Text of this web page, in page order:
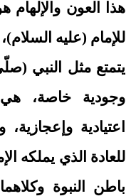
هذا العون والإلهام
للإمام (عليه
يتمتع مثل النبي
وجودية خاصة، هي
اعتيادية
للعادة الذي يملكه
باطن النبوة